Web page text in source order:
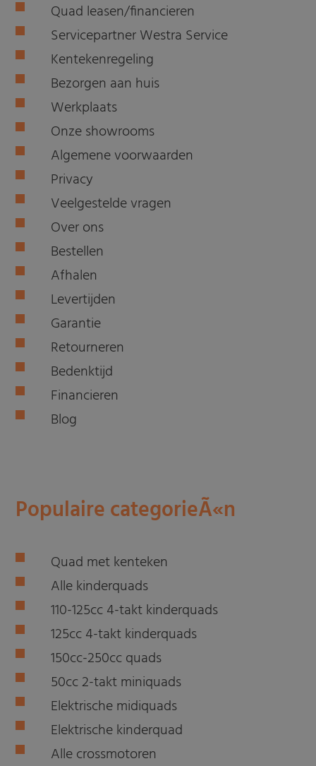
Quad leasen/financieren
Servicepartner Westra Service
Kentekenregeling
Bezorgen aan huis
Werkplaats
Onze showrooms
Algemene voorwaarden
Privacy
Veelgestelde vragen
Over ons
Bestellen
Afhalen
Levertijden
Garantie
Retourneren
Bedenktijd
Financieren
Blog
Populaire categorieÃ«n
Quad met kenteken
Alle kinderquads
110-125cc 4-takt kinderquads
125cc 4-takt kinderquads
150cc-250cc quads
50cc 2-takt miniquads
Elektrische midiquads
Elektrische kinderquad
Alle crossmotoren